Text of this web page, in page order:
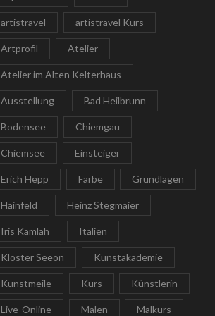
artistravel artistravel Kurs
Artprofil Atelier
Atelier im Alten Kelterhaus
Ausstellung Bad Heilbrunn
Bodensee Chiemgau
Chiemsee Einsteiger
Erich Hepp Farbe Grundlagen
Hainfeld Heinz Stegmaier
Iris Kamlah Italien
Kloster Seeon Kunstakademie
Kunstmeile Kurs Künstlerin
Live-Online Malen Malkurs